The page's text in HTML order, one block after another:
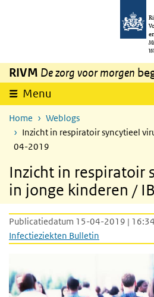
Overslaan en naar de inhoud gaan
RIVM De zorg voor morgen
Menu
Home
Weblogs
Inzicht in respiratoir syncytieel
04-2019
Inzicht in respiratoir
in jonge kinderen /
Publicatiedatum 15-04-2019 | 16:34
Infectieziekten Bulletin